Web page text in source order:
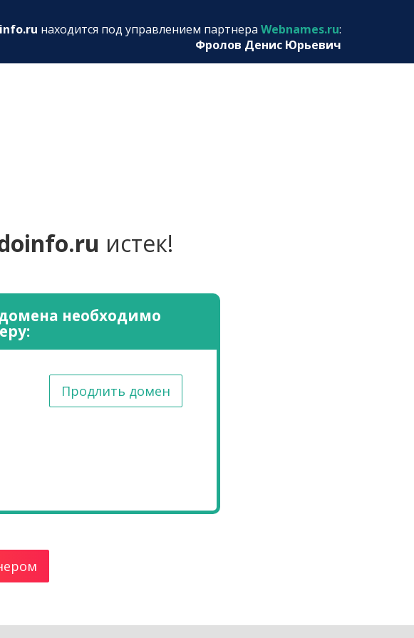
находится под управлением партнера Webnames.ru:
Фролов Денис Юрьевич
истек!
необходимо
Продлить домен